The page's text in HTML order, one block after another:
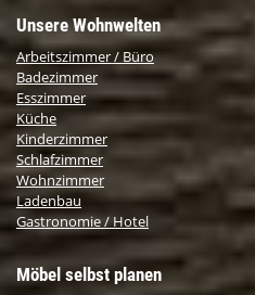
Unsere Wohnwelten
Arbeitszimmer / Büro
Badezimmer
Esszimmer
Küche
Kinderzimmer
Schlafzimmer
Wohnzimmer
Ladenbau
Gastronomie / Hotel
Möbel selbst planen